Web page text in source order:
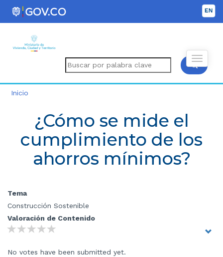
Inicio
¿Cómo se mide el
cumplimiento de los
ahorros mínimos?
Tema
Construcción Sostenible
Valoración de Contenido
No votes have been submitted yet.